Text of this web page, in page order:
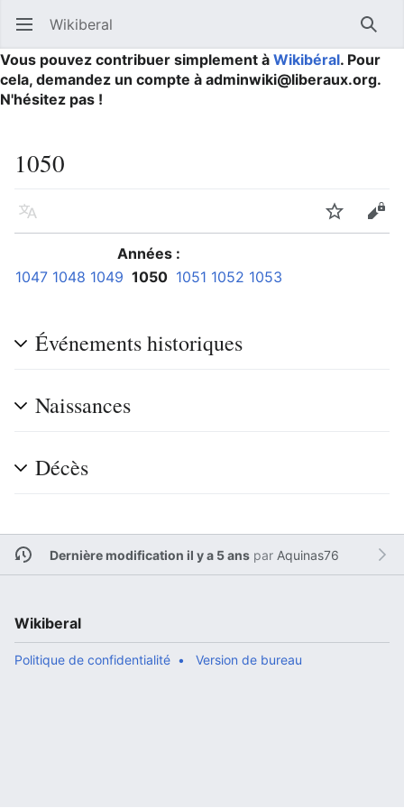
Ouvrir le menu principal Wikiberal
Vous pouvez contribuer simplement à Wikibéral. Pour
cela, demandez un compte à adminwiki@liberaux.org.
N'hésitez pas !
1050
Langue Suivre
Années :
1047 1048 1049 1050 1051 1052 1053
Événements historiques
Naissances
Décès
Dernière modification il y a 5 anspar Aquinas76
Wikiberal
Politique de confidentialité Version de bureau